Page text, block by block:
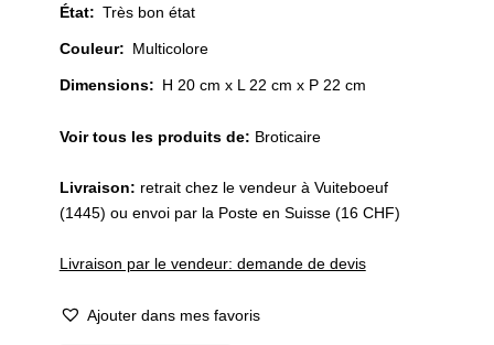
État: Très bon état
Couleur: Multicolore
Dimensions: H 20 cm x L 22 cm x P 22 cm
Voir tous les produits de: Broticaire
Livraison: retrait chez le vendeur à Vuiteboeuf
(1445) ou envoi par la Poste en Suisse (16 CHF)
Livraison par le vendeur: demande de devis
Ajouter dans mes favoris